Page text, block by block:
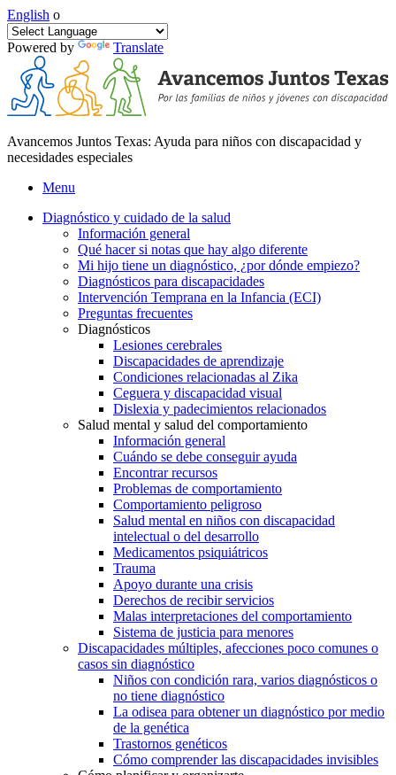
English o
Powered by Translate
Avancemos Juntos Texas: Ayuda para niños con discapacidad y
necesidades especiales
Menu
Diagnóstico y cuidado de la salud
Información general
Qué hacer si notas que hay algo diferente
Mi hijo tiene un diagnóstico, ¿por dónde empiezo?
Diagnósticos para discapacidades
Intervención Temprana en la Infancia (ECI)
Preguntas frecuentes
Diagnósticos
Lesiones cerebrales
Discapacidades de aprendizaje
Condiciones relacionadas al Zika
Ceguera y discapacidad visual
Dislexia y padecimientos relacionados
Salud mental y salud del comportamiento
Información general
Cuándo se debe conseguir ayuda
Encontrar recursos
Problemas de comportamiento
Comportamiento peligroso
Salud mental en niños con discapacidad
intelectual o del desarrollo
Medicamentos psiquiátricos
Trauma
Apoyo durante una crisis
Derechos de recibir servicios
Malas interpretaciones del comportamiento
Sistema de justicia para menores
Discapacidades múltiples, afecciones poco comunes o
casos sin diagnóstico
Niños con condición rara, varios diagnósticos o
no tiene diagnóstico
La odisea para obtener un diagnóstico por medio
de la genética
Trastornos genéticos
Cómo comprender las discapacidades invisibles